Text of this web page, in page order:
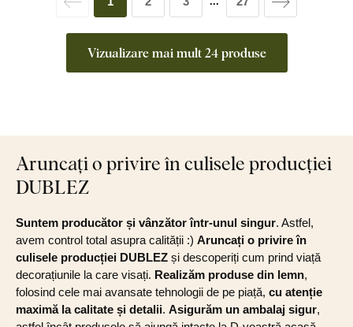
Vizualizare mai mult 24 produse
Aruncați o privire în culisele producției
DUBLEZ
Suntem producător și vânzător într-unul singur. Astfel,
avem control total asupra calității :) Aruncați o privire în
culisele producției DUBLEZ și descoperiți cum prind viață
decorațiunile la care visați. Realizăm produse din lemn,
folosind cele mai avansate tehnologii de pe piață, cu atenție
maximă la calitate și detalii. Asigurăm un ambalaj sigur,